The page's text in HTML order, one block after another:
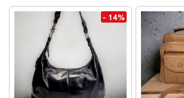
- 14%